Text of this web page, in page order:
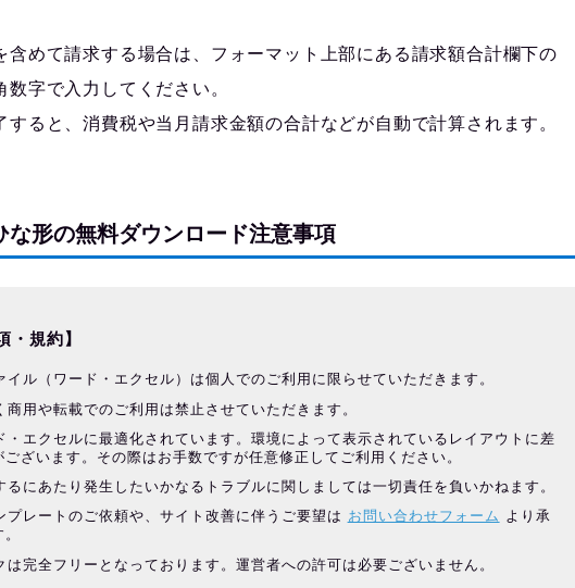
含めて請求する場合は、フォーマット上部にある請求額合計欄下の
数字で入力してください。
すると、消費税や当月請求金額の合計などが自動で計算されます。
な形の無料ダウンロード注意事項
・規約】
イル（ワード・エクセル）は個人でのご利用に限らせていただきます。
商用や転載でのご利用は禁止させていただきます。
・エクセルに最適化されています。環境によって表示されているレイアウトに差
ざいます。その際はお手数ですが任意修正してご利用ください。
るにあたり発生したいかなるトラブルに関しましては一切責任を負いかねます。
プレートのご依頼や、サイト改善に伴うご要望は お問い合わせフォーム より承
は完全フリーとなっております。運営者への許可は必要ございません。